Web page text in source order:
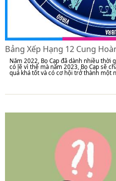
Bảng Xếp Hạng 12 Cung
Năm 2022, Bọ Cạp đã dành nhiều thời
có lẽ vì thế mà năm 2023, Bọ Cạp sẽ
quả khá tốt và có cơ hội trở thành một